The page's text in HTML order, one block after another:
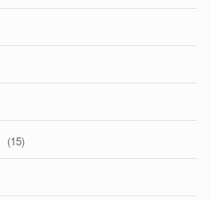
(5)
(7)
(5)
(15)